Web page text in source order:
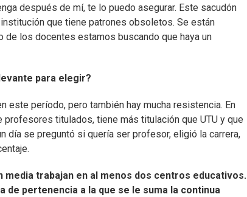
después de mí, te lo puedo asegurar. Este sacudón
que tiene patrones obsoletos. Se están
los docentes estamos buscando que haya un
para elegir?
este período, pero también hay mucha resistencia. En
titulados, tiene más titulación que UTU y que
día se preguntó si quería ser profesor, eligió la carrera,
trabajan en al menos dos centros educativos.
pertenencia a la que se le suma la continua